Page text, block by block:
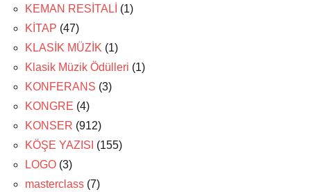
KEMAN RESİTALİ (1)
KİTAP (47)
KLASİK MÜZİK (1)
Klasik Müzik Ödülleri (1)
KONFERANS (3)
KONGRE (4)
KONSER (912)
KÖŞE YAZISI (155)
LOGO (3)
masterclass (7)